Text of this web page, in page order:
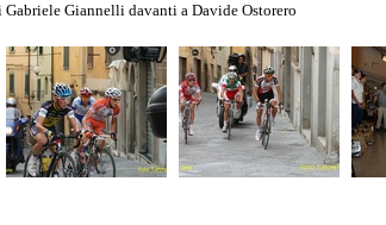
Gabriele Giannelli davanti a Davide Ostorero